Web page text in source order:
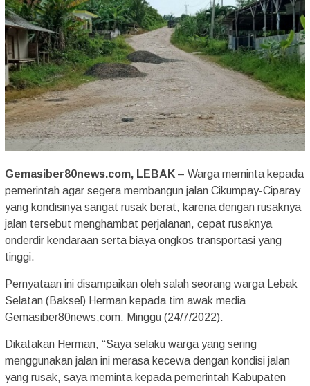
Gemasiber80news.com, LEBAK – Warga meminta kepada
pemerintah agar segera membangun jalan Cikumpay-Ciparay
yang kondisinya sangat rusak berat, karena dengan rusaknya
jalan tersebut menghambat perjalanan, cepat rusaknya
onderdir kendaraan serta biaya ongkos transportasi yang
tinggi.
Pernyataan ini disampaikan oleh salah seorang warga Lebak
Selatan (Baksel) Herman kepada tim awak media
Gemasiber80news,com. Minggu (24/7/2022).
Dikatakan Herman, “Saya selaku warga yang sering
menggunakan jalan ini merasa kecewa dengan kondisi jalan
yang rusak, saya meminta kepada pemerintah Kabupaten